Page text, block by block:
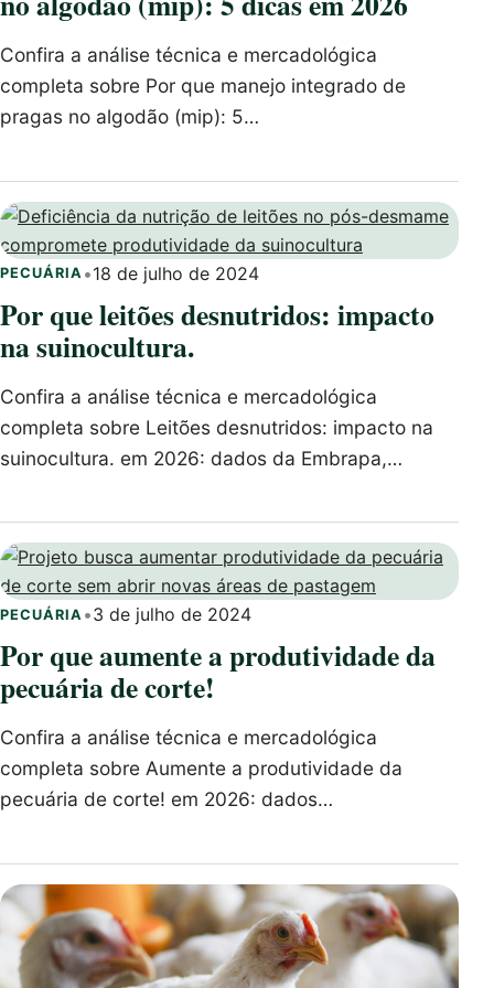
Confira a análise técnica e mercadológica
completa sobre Por que manejo integrado de
pragas no algodão (mip): 5…
PECUÁRIA •18 de julho de 2024
Por que leitões desnutridos: impacto
na suinocultura.
Confira a análise técnica e mercadológica
completa sobre Leitões desnutridos: impacto na
suinocultura. em 2026: dados da Embrapa,…
PECUÁRIA •3 de julho de 2024
Por que aumente a produtividade da
pecuária de corte!
Confira a análise técnica e mercadológica
completa sobre Aumente a produtividade da
pecuária de corte! em 2026: dados…